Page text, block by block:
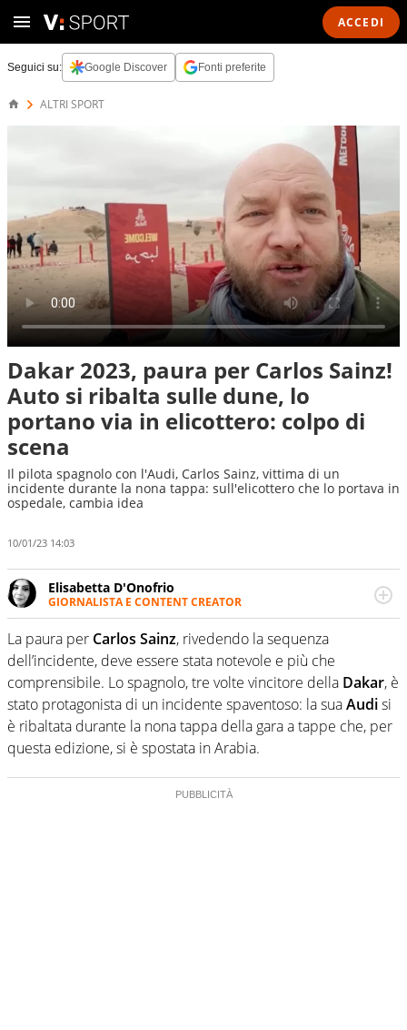
ACCEDI
Seguici su: Google Discover Fonti preferite
ALTRI SPORT
Dakar 2023, paura per Carlos Sainz!
Auto si ribalta sulle dune, lo
portano via in elicottero: colpo di
scena
Il pilota spagnolo con l'Audi, Carlos Sainz, vittima di un
incidente durante la nona tappa: sull'elicottero che lo portava in
ospedale, cambia idea
10/01/23 14:03
Elisabetta D'Onofrio
GIORNALISTA E CONTENT CREATOR
Giornalista professionista dal 2007, scrive per curiosità
personale e necessità: soprattutto di calcio, di sport e dei
suoi protagonisti, concedendosi innocenti evasioni
nell'ambito della creazione di format. Un tempo ala
destra, oggi si sente a suo agio nel ruolo di libero. Cura
una classifica riservata dei migliori 5 calciatori di sempre.
La paura per Carlos Sainz, rivedendo la sequenza
dell’incidente, deve essere stata notevole e più che
comprensibile. Lo spagnolo, tre volte vincitore della Dakar, è
stato protagonista di un incidente spaventoso: la suaAudisi
è ribaltata durante la nona tappa della gara a tappe che, per
questa edizione, si è spostata in Arabia.